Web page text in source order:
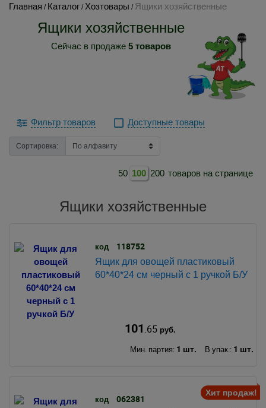
Главная / Каталог / Хозтовары / Ящики хозяйственные
Ящики хозяйственные
Сейчас в продаже 5 товаров
Фильтр товаров Доступные товары
Сортировка:
50 100 200 товаров на странице
Ящики хозяйственные
код 118752
Ящик для овощей пластиковый
60*40*24 см черный с 1 ручкой Б/У
101.65руб.
Мин. партия: 1 шт. В упак.: 1 шт.
Хит продаж!
код 062381